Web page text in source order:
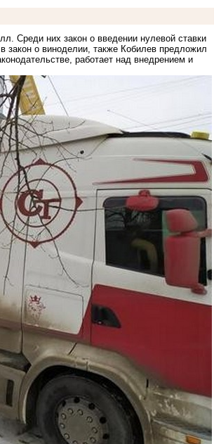
Среди них закон о введении нулевой ставки
закон о виноделии, также Кобилев предложил
работает над внедрением и